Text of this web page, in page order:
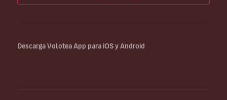
Descarga Volotea App para iOS y Android